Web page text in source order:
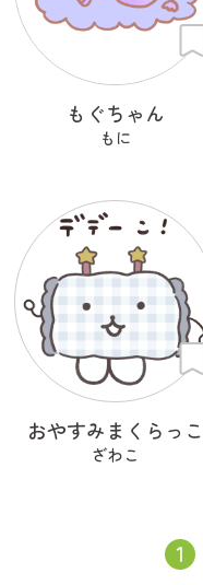
もぐちゃん
もに
おやすみまくらっこ
ざわこ
1